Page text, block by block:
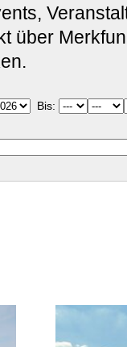
über
Bis: